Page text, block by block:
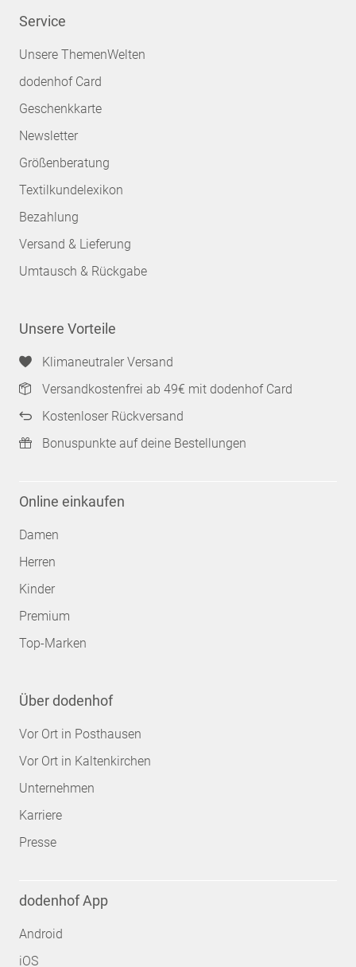
Service
Unsere ThemenWelten
dodenhof Card
Geschenkkarte
Newsletter
Größenberatung
Textilkundelexikon
Bezahlung
Versand & Lieferung
Umtausch & Rückgabe
Unsere Vorteile
Klimaneutraler Versand
Versandkostenfrei ab 49€ mit dodenhof Card
Kostenloser Rückversand
Bonuspunkte auf deine Bestellungen
Online einkaufen
Damen
Herren
Kinder
Premium
Top-Marken
Über dodenhof
Vor Ort in Posthausen
Vor Ort in Kaltenkirchen
Unternehmen
Karriere
Presse
dodenhof App
Android
iOS